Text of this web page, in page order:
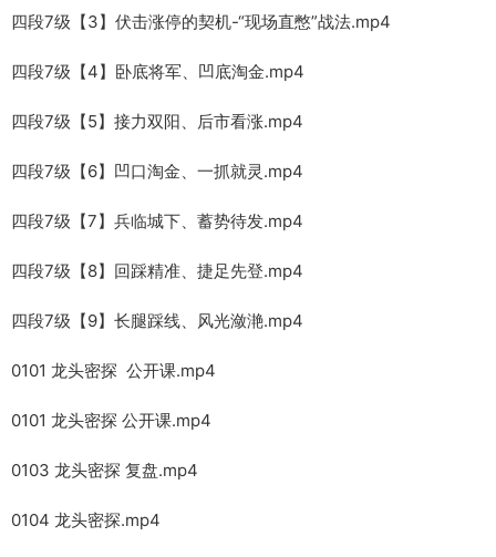
四段7级【3】伏击涨停的契机-“现场直憋”战法.mp4
四段7级【4】卧底将军、凹底淘金.mp4
四段7级【5】接力双阳、后市看涨.mp4
四段7级【6】凹口淘金、一抓就灵.mp4
四段7级【7】兵临城下、蓄势待发.mp4
四段7级【8】回踩精准、捷足先登.mp4
四段7级【9】长腿踩线、风光潋滟.mp4
0101 龙头密探 公开课.mp4
0101 龙头密探 公开课.mp4
0103 龙头密探 复盘.mp4
0104 龙头密探.mp4